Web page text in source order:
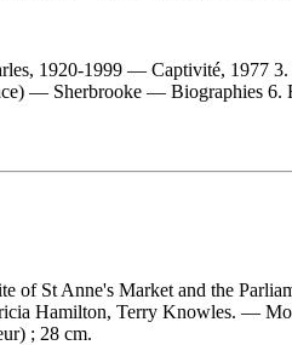
1920-1999 — Captivité, 1977
— Sherbrooke — Biographies
of St Anne's Market and the
Hamilton, Terry Knowles. —
; 28 cm.